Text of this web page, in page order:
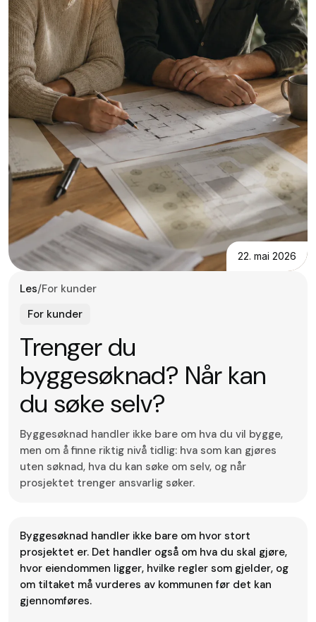
22. mai 2026
Les/For kunder
For kunder
Trenger du
byggesøknad? Når kan
du søke selv?
Byggesøknad handler ikke bare om hva du vil bygge,
men om å finne riktig nivå tidlig: hva som kan gjøres
uten søknad, hva du kan søke om selv, og når
prosjektet trenger ansvarlig søker.
Byggesøknad handler ikke bare om hvor stort
prosjektet er. Det handler også om hva du skal gjøre,
hvor eiendommen ligger, hvilke regler som gjelder, og
om tiltaket må vurderes av kommunen før det kan
gjennomføres.